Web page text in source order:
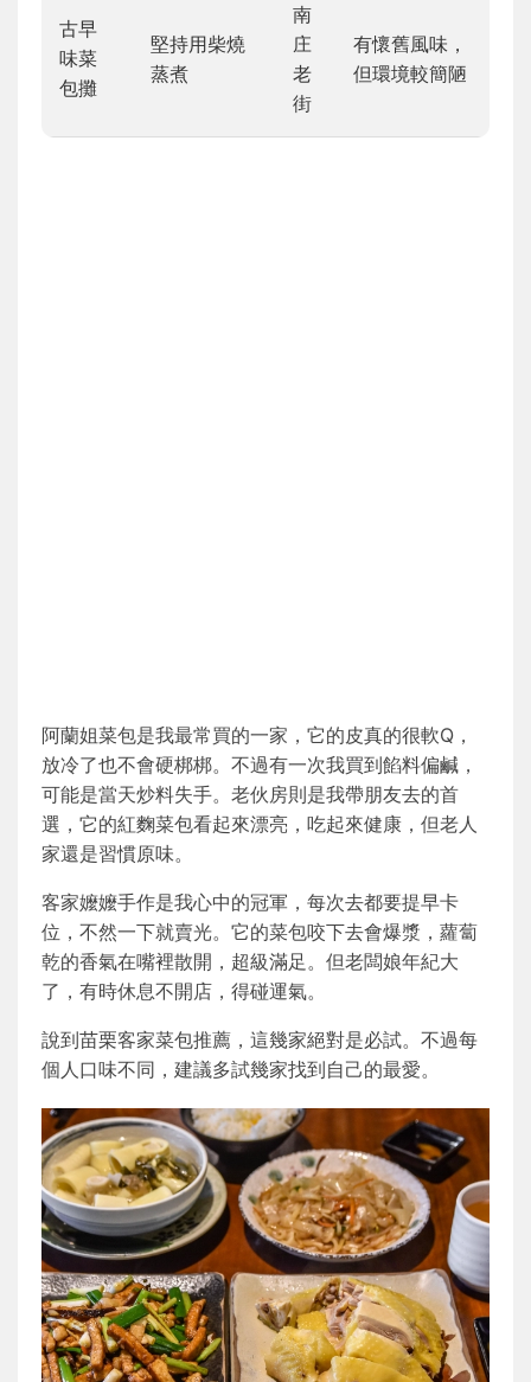
古早
味菜
包攤
堅持用柴燒
蒸煮
南
庄
老
街
有懷舊風味，
但環境較簡陋
阿蘭姐菜包是我最常買的一家，它的皮真的很軟Q，
放冷了也不會硬梆梆。不過有一次我買到餡料偏鹹，
可能是當天炒料失手。老伙房則是我帶朋友去的首
選，它的紅麴菜包看起來漂亮，吃起來健康，但老人
家還是習慣原味。
客家嬤嬤手作是我心中的冠軍，每次去都要提早卡
位，不然一下就賣光。它的菜包咬下去會爆漿，蘿蔔
乾的香氣在嘴裡散開，超級滿足。但老闆娘年紀大
了，有時休息不開店，得碰運氣。
說到苗栗客家菜包推薦，這幾家絕對是必試。不過每
個人口味不同，建議多試幾家找到自己的最愛。